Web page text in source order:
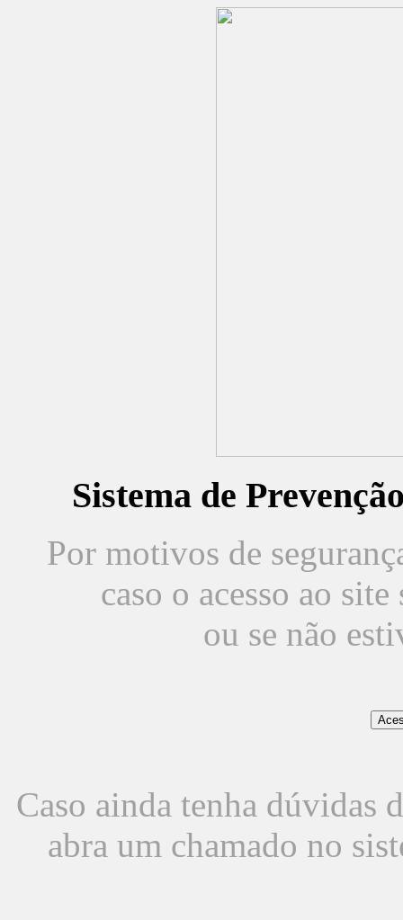
Sistema de
Por motivos de
caso o acesso ao
ou se não
Caso ainda tenha dúvidas
abra um chamado no